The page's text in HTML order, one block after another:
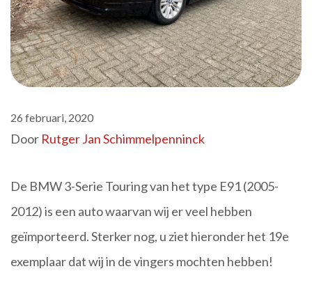
26 februari, 2020
Door Rutger Jan Schimmelpenninck
De BMW 3-Serie Touring van het type E91 (2005-
2012) is een auto waarvan wij er veel hebben
geïmporteerd. Sterker nog, u ziet hieronder het 19e
exemplaar dat wij in de vingers mochten hebben!